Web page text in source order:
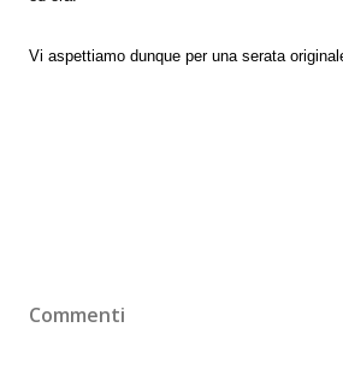
Vi aspettiamo dunque per una serata
Commenti